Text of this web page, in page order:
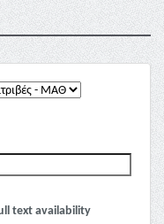
text availability